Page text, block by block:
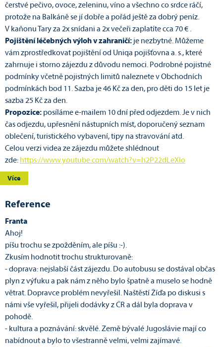
čerstvé pečivo, ovoce, zeleninu, víno a všechno co srdce ráčí,
protože na Balkáně se jí dobře a pořád ještě za dobrý peníz.
V kaňonu Tary za 2x snídani a 2x večeři zaplatíte cca 70 € .
Pojištění léčebných výloh v zahraničí: je nezbytné. Můžeme
vám zprostředkovat pojištění od Uniqa pojišťovna a. s., které
zahrnuje i storno zájezdu z důvodu nemoci. Podrobné pojistné
podmínky včetně pojistných limitů naleznete v Obchodních
podmínkách bod 11. Sazba je 46 Kč za den, pro děti do 15 let je
sazba 25 Kč za den.
Propozice: posíláme e-mailem 10 dní před odjezdem. Je v nich
čas odjezdu, upřesnění nástupních míst, doporučený seznam
oblečení, turistického vybavení, tipy na stravování atd.
Celou verzi videa ze zájezdu můžete shlédnout
zde: https://www.youtube.com/watch?v=h2P22dLeXlo
Více
Reference
Franta
Ahoj!
píšu trochu se zpožděním, ale píšu :-).
Zkusím hodnotit trochu strukturovaně:
- doprava: nejslabší část zájezdu. Do autobusu se dostával občas
plyn z výfuku a pak nám z něho bylo špatně a muselo se hodně
větrat. Dopravce problém nevyřešil. Naštěstí Žíďa po diskusi s
námi vše vyřešil, přijeli dodávky z ČR a dál byla doprava v
pohodě.
- kultura a poznávání: skvělé. Země bývalé Jugoslávie mají co
nabídnout a bylo to všestranně velmi, velmi zajímavé.